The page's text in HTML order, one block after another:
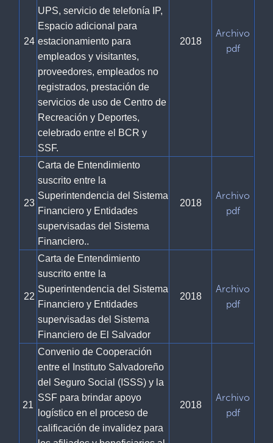
24
UPS, servicio de telefonía IP,
Espacio adicional para
estacionamiento para
empleados y visitantes,
proveedores, empleados no
registrados, prestación de
servicios de uso de Centro de
Recreación y Deportes,
celebrado entre el BCR y
SSF.
2018
Archivo
pdf
23
Carta de Entendimiento
suscrito entre la
Superintendencia del Sistema
Financiero y Entidades
supervisadas del Sistema
Financiero..
2018
Archivo
pdf
22
Carta de Entendimiento
suscrito entre la
Superintendencia del Sistema
Financiero y Entidades
supervisadas del Sistema
Financiero de El Salvador
2018
Archivo
pdf
21
Convenio de Cooperación
entre el Instituto Salvadoreño
del Seguro Social (ISSS) y la
SSF para brindar apoyo
logístico en el proceso de
calificación de invalidez para
2018
Archivo
pdf